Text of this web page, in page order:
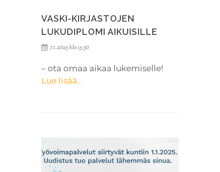
VASKI-KIRJASTOJEN
LUKUDIPLOMI AIKUISILLE
7.1.2025 klo 15.50
– ota omaa aikaa lukemiselle!
Lue lisää..